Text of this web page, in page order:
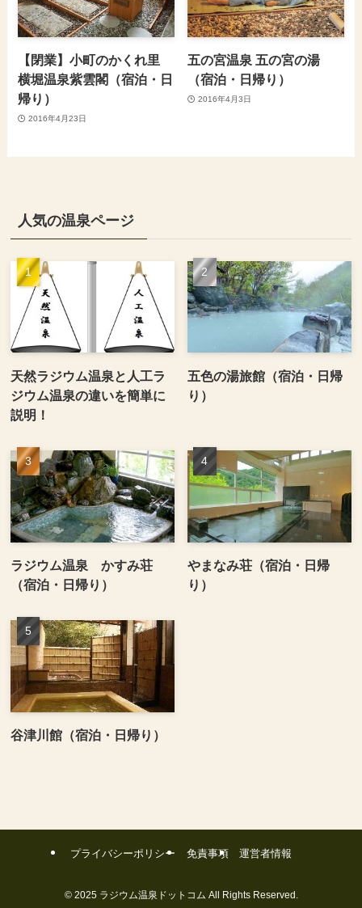
【閉業】小町のかくれ里
横堀温泉紫雲閣（宿泊・日
帰り）
2016年4月23日
五の宮温泉 五の宮の湯
（宿泊・日帰り）
2016年4月3日
人気の温泉ページ
天然ラジウム温泉と人工ラ
ジウム温泉の違いを簡単に
説明！
五色の湯旅館（宿泊・日帰
り）
ラジウム温泉 かすみ荘
（宿泊・日帰り）
やまなみ荘（宿泊・日帰
り）
谷津川館（宿泊・日帰り）
プライバシーポリシー 免責事項 運営者情報
©2025 ラジウム温泉ドットコム All Rights Reserved.